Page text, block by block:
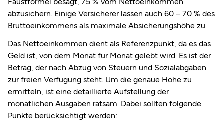
abzusichern. Einige Versicherer lassen auch 60 – 70 % des
Bruttoeinkommens als maximale Absicherungshöhe zu.
Das Nettoeinkommen dient als Referenzpunkt, da es das
Geld ist, von dem Monat für Monat gelebt wird. Es ist der
Betrag, der nach Abzug von Steuern und Sozialabgaben
zur freien Verfügung steht. Um die genaue Höhe zu
ermitteln, ist eine detaillierte Aufstellung der
monatlichen Ausgaben ratsam. Dabei sollten folgende
Punkte berücksichtigt werden: